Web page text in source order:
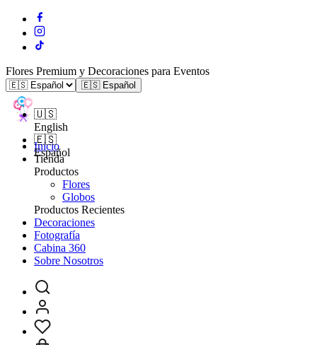
Flores Premium y Decoraciones para Eventos
🇪🇸 Español
🇺🇸
English
🇪🇸
Español
Inicio
Tienda
Productos
Flores
Globos
Productos Recientes
Decoraciones
Fotografía
Cabina 360
Sobre Nosotros